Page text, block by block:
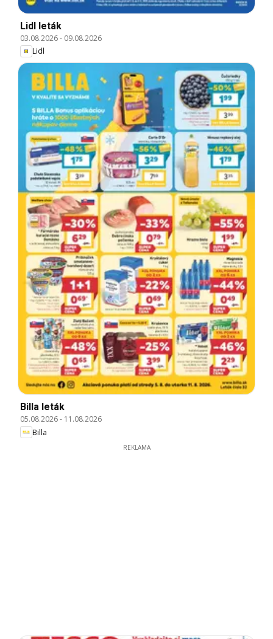
Lidl leták
03.08.2026- 09.08.2026
Lidl
Billa leták
05.08.2026- 11.08.2026
Billa
REKLAMA